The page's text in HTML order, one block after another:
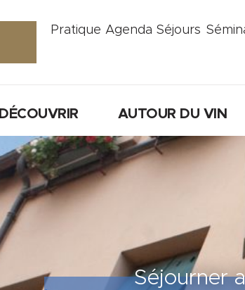
Pratique Agenda Séjours
DÉCOUVRIR AUTOUR DU VIN
Séjourner